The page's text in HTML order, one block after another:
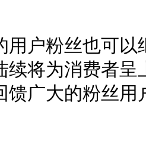
用户粉丝也可
续将为消费者
馈广大的粉丝用